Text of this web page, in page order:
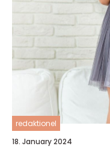
redaktionel
18. January 2024